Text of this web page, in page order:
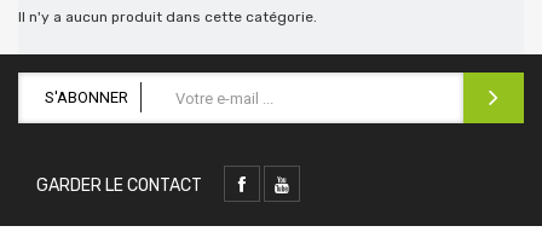
Il n'y a aucun produit dans cette catégorie.
S'ABONNER
GARDER LE CONTACT